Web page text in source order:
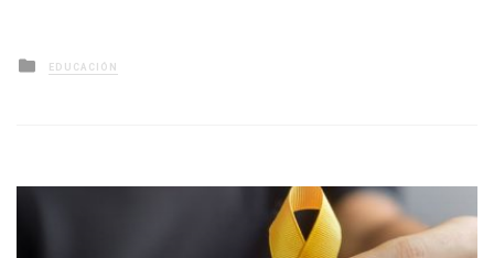
Posted
in
EDUCACIÓN